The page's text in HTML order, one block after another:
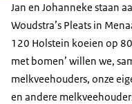
Jan en Johanneke staan
Woudstra’s Pleats in
120 Holstein koeien op
met bomen’ willen we,
melkveehouders, onze
en andere